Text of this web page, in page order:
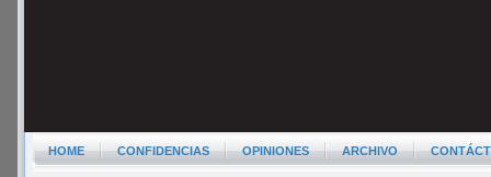
HOME CONFIDENCIAS OPINIONES ARCHIVO